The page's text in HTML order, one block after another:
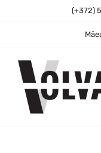
(+372)